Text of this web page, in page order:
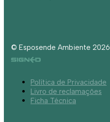
© Esposende Ambiente 2026
Política de Privacidade
Livro de reclamações
Ficha Técnica